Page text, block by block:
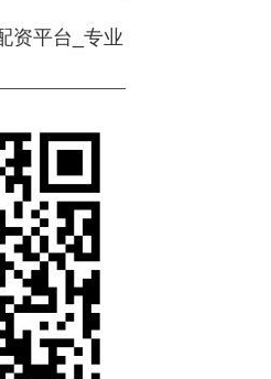
资平台_专业